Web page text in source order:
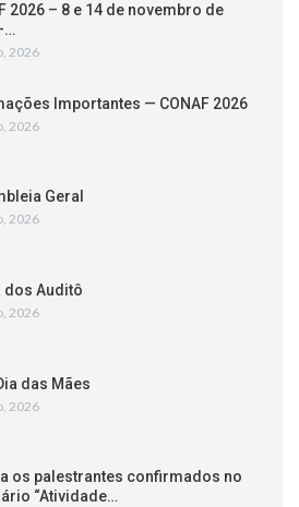
2026 – 8 e 14 de novembro de
2026
Importantes — CONAF 2026
2026
Geral
2026
dos Auditô
2026
das Mães
2026
os palestrantes confirmados no
“Atividade…